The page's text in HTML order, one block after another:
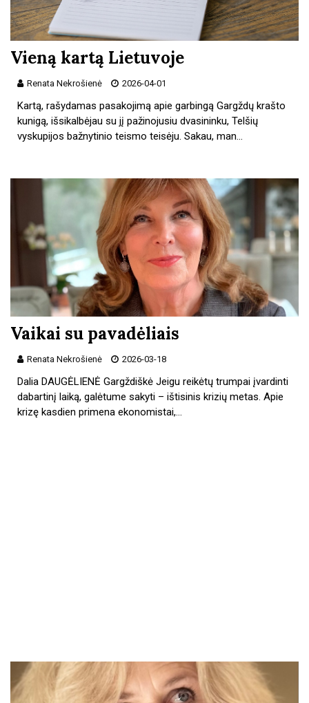
Vieną kartą Lietuvoje
Renata Nekrošienė 2026-04-01
Kartą, rašydamas pasakojimą apie garbingą Gargždų krašto
kunigą, išsikalbėjau su jį pažinojusiu dvasininku, Telšių
vyskupijos bažnytinio teismo teisėju. Sakau, man…
Vaikai su pavadėliais
Renata Nekrošienė 2026-03-18
Dalia DAUGĖLIENĖ Gargždiškė Jeigu reikėtų trumpai įvardinti
dabartinį laiką, galėtume sakyti – ištisinis krizių metas. Apie
krizę kasdien primena ekonomistai,…